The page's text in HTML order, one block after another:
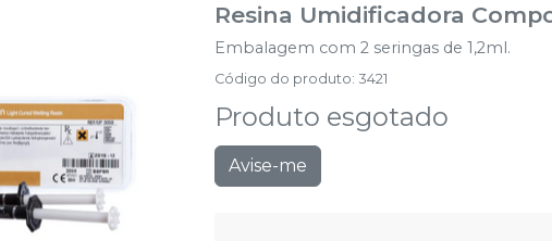
Resina Umidificadora
Embalagem com 2 seringas de 1,2ml.
Código do produto:3421
Produto esgotado
Avise-me